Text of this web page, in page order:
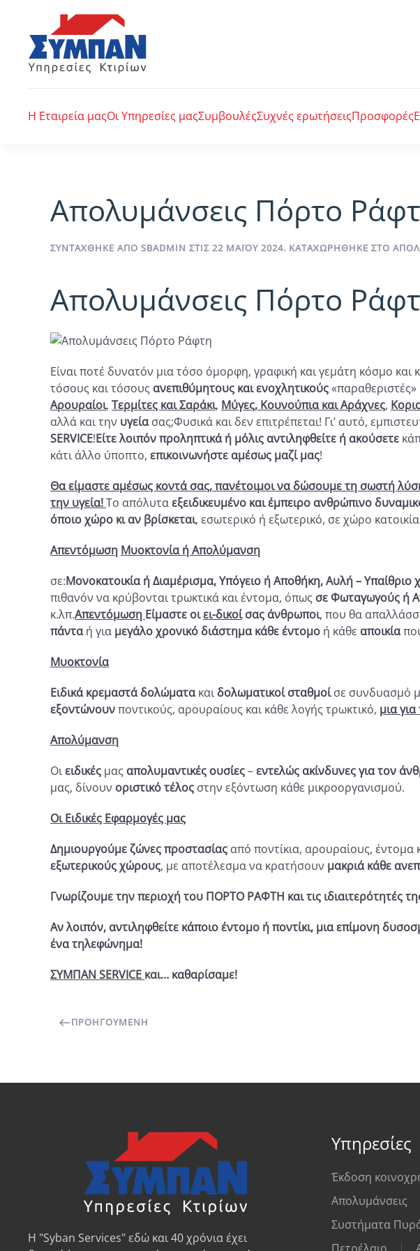
Skip to main content
Η Εταιρεία μαςΟι Υπηρεσίες μαςΣυμβουλέςΣυχνές ερωτήσειςΠροσφορές
Απολυμάνσεις Πόρτο
ΣΥΝΤΆΧΘΗΚΕ ΑΠΌ SBADMIN ΣΤΙΣ 22 ΜΑΪ́ΟΥ 2024. ΚΑΤΑΧΩΡΉΘΗΚΕ ΣΤΟ
Απολυμάνσεις Πόρτο
Είναι ποτέ δυνατόν μια τόσο όμορφη, γραφική και γεμάτη κόσμο
τόσους και τόσους ανεπιθύμητους και ενοχλητικούς
Αρουραίοι, Τερμίτες και Σαράκι, Μύγες, Κουνούπια και Αράχνες,
αλλά και την υγείασας;Φυσικά και δεν επιτρέπεται! Γι’ αυτό,
SERVICE!Είτε λοιπόν προληπτικά ή μόλις αντιληφθείτε ή ακούσετε
κάτι άλλο ύποπτο, επικοινωνήστε αμέσως μαζί μας!
Θα είμαστε αμέσως κοντά σας, πανέτοιμοι να δώσουμε τη σωστή
την υγεία!Το απόλυταεξειδικευμένο και έμπειρο ανθρώπινο
όποιο χώρο κι αν βρίσκεται, εσωτερικό ή εξωτερικό, σε χώρο
Απεντόμωση Μυοκτονία ή Απολύμανση
σε:Μονοκατοικία ή Διαμέρισμα, Υπόγειο ή Αποθήκη, Αυλή –
πιθανόν να κρύβονται τρωκτικά και έντομα, όπως σε Φωταγωγούς ή
κ.λπ.Απεντόμωση Είμαστε οιει-δικοίσας άνθρωποι, που θα
πάνταή για μεγάλο χρονικό διάστημα κάθε έντομο ή κάθε αποικία
Μυοκτονία
Ειδικά κρεμαστά δολώματακαι δολωματικοί σταθμοίσε συνδυασμό
εξοντώνουνποντικούς, αρουραίους και κάθε λογής τρωκτικό, μια
Απολύμανση
Οιειδικές μας απολυμαντικές ουσίες–εντελώς ακίνδυνες για τον
μας, δίνουν οριστικό τέλος στην εξόντωση κάθε μικροοργανισμού.
Οι Ειδικές Εφαρμογές μας
Δημιουργούμε ζώνες προστασίας από ποντίκια, αρουραίους, έντομα
εξωτερικούς χώρους, με αποτέλεσμα να κρατήσουν μακριά κάθε
Γνωρίζουμε την περιοχή του ΠΟΡΤΟ ΡΑΦΤΗ και τις ιδιαιτερότητές
Αν λοιπόν, αντιληφθείτε κάποιο έντομο ή ποντίκι, μια επίμονη
ένα τηλεφώνημα!
ΣΥΜΠΑΝSERVICE και… καθαρίσαμε!
ΠΡΟΗΓΟΎΜΕΝΗ
Η "Syban Services" εδώ και 40 χρόνια έχει
Υπηρεσίες
Έκδοση
Απολυμάνσεις
Συστήματα